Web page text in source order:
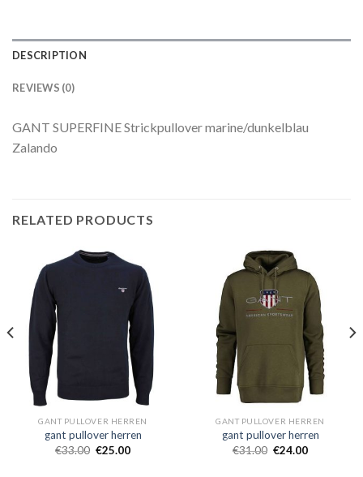
DESCRIPTION
REVIEWS (0)
GANT SUPERFINE Strickpullover marine/dunkelblau
Zalando
RELATED PRODUCTS
GANT PULLOVER HERREN
gant pullover herren
€33.00 €25.00
GANT PULLOVER HERREN
gant pullover herren
€31.00 €24.00